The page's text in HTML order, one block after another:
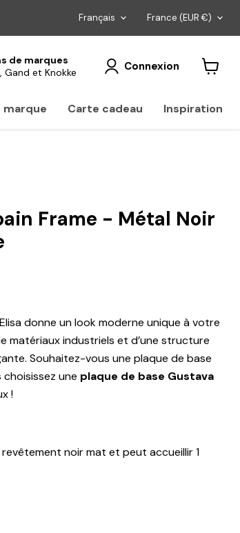
Langue
Français Pays
France (EUR €)
de marques
Gand et Knokke
Connexion
panier
marque Carte cadeau Inspiration
Frame - Métal Noir
donne un look moderne unique à votre
matériaux industriels et d’une structure
Souhaitez-vous une plaque de base
une plaque de base Gustava
!
noir mat et peut accueillir 1